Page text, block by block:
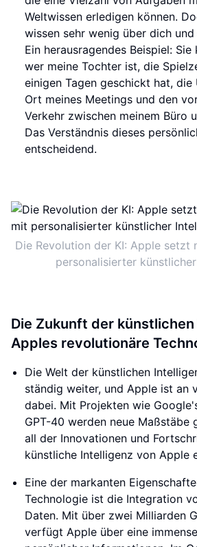
Weltwissen erledigen können.
wissen sehr wenig über dich
Ein herausragendes Beispiel: Sie
wer meine Tochter ist, die
einigen Tagen geschickt hat, die
Ort meines Meetings und den
Verkehr zwischen meinem Büro
Das Verständnis dieses
entscheidend.
Die Revolution der KI: Apple setzt
personalisierter
Die Zukunft der
Apples revolutionäre
Die Welt der künstlichen
ständig weiter, und Apple ist an
dabei. Mit Projekten wie
GPT-40 werden neue
all der Innovationen und
künstliche Intelligenz von Apple
Eine der markanten
Technologie ist die Integration
Daten. Mit über zwei Milliarden
verfügt Apple über eine